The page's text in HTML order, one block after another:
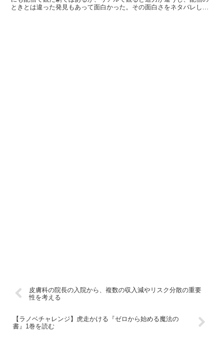
ときとは違った発見もあって面白かった。その面白さをネタバレしな
皮膚科の院長の入院から、複数の収入減やリスク分散の重要
性を考える
【ラノベチャレンジ】虎走かける『ゼロから始める魔法の
書』1巻を読む